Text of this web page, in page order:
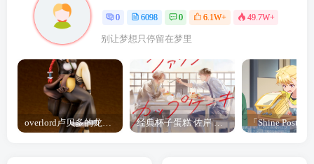
0 6098 0 6.1W+ 49.7W+
别让梦想只停留在梦里
overlord卢贝多的龙王谁厉害 「Overlord」露普斯蕾琪娜·贝塔手办开订 经典杯子蛋糕 佐岸 漫画「经典杯子蛋糕」宣布真人日剧化